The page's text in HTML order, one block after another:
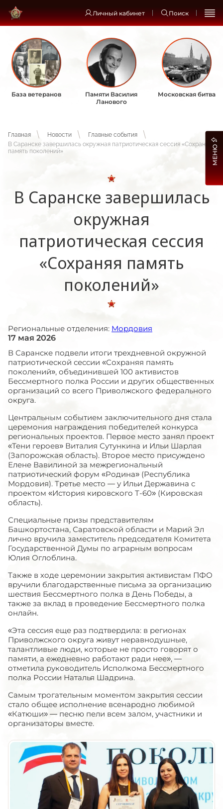
Личный кабинет Поиск
База ветеранов
Памяти Василия
Ланового
Московская битва
Главная Новости
Главные события
В Саранске завершилась окружная патриотическая сессия «Сохраняя
память поколений»
В Саранске завершилась
окружная
патриотическая сессия
«Сохраняя память
поколений»
Региональные отделения: Мордовия
17 мая 2026
В Саранске подвели итоги трехдневной окружной
патриотической сессии «Сохраняя память
поколений», объединившей 100 активистов
Бессмертного полка России и других общественных
организаций со всего Приволжского федерального
округа.
Центральным событием заключительного дня стала
церемония награждения победителей конкурса
региональных проектов. Первое место занял проект
«Тени героев» Виталия Сутункина и Ильи Шарлая
(Запорожская область). Второе место присуждено
Елене Вавилиной за межрегиональный
патриотический форум «Родина» (Республика
Мордовия). Третье место — у Ильи Державина с
проектом «История кировского Т-60» (Кировская
область).
Специальные призы представителям
Башкортостана, Саратовской области и Марий Эл
лично вручила заместитель председателя Комитета
Государственной Думы по аграрным вопросам
Юлия Оглоблина.
Также в ходе церемонии закрытия активистам ПФО
вручили благодарственные письма за организацию
шествия Бессмертного полка в День Победы, а
также за вклад в проведение Бессмертного полка
онлайн.
«Эта сессия еще раз подтвердила: в регионах
Приволжского округа живут неравнодушные,
талантливые люди, которые не просто говорят о
памяти, а ежедневно работают ради нее», —
отметила руководитель Исполкома Бессмертного
полка России Наталья Шадрина.
Самым трогательным моментом закрытия сессии
стало общее исполнение всенародно любимой
«Катюши» — песню пели всем залом, участники и
организаторы вместе.
МЕНЮ